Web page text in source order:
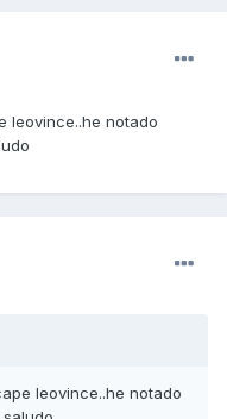
leovince..he notado
leovince..he notado